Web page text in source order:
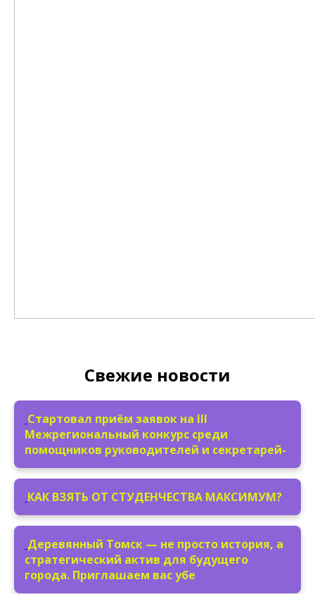
Свежие новости
Стартовал приём заявок на III
Межрегиональный конкурс среди
помощников руководителей и секретарей-
КАК ВЗЯТЬ ОТ СТУДЕНЧЕСТВА МАКСИМУМ?
Деревянный Томск — не просто история, а
стратегический актив для будущего
города. Приглашаем вас убе